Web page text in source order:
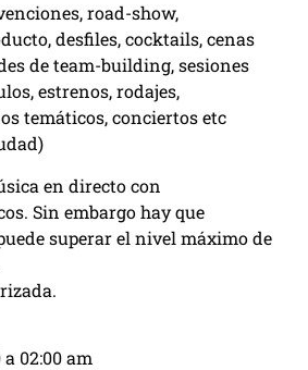
road-show,
desfiles, cocktails, cenas
de team-building, sesiones
estrenos, rodajes,
temáticos, conciertos etc
en directo con
Sin embargo hay que
superar el nivel máximo de
02:00 am